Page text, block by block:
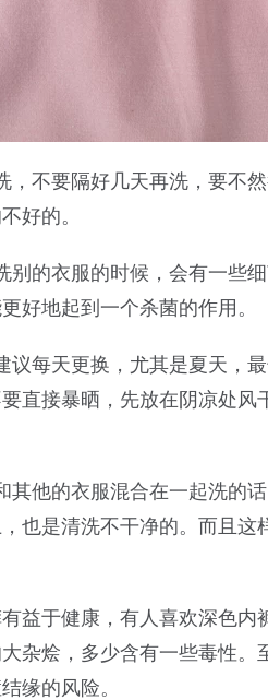
，不要隔好几天再洗，要不
好的。
的衣服的时候，会有一些
好地起到一个杀菌的作用。
议每天更换，尤其是夏天，
直接暴晒，先放在阴凉处风
其他的衣服混合在一起洗的
也是清洗不干净的。而且这
益于健康，有人喜欢深色
杂烩，多少含有一些毒性
缘的风险。